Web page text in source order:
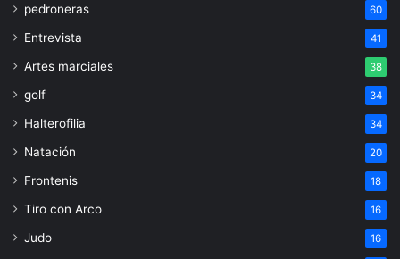
pedroneras 60
Entrevista 41
Artes marciales 38
golf 34
Halterofilia 34
Natación 20
Frontenis 18
Tiro con Arco 16
Judo 16